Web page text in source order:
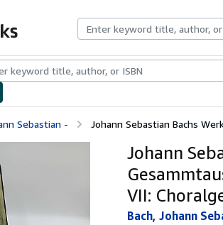
CollectionsRare BooksArt & Collectibles
Sebastian - Johann Sebastian Bachs
Johann
VII:
Bach, Johann